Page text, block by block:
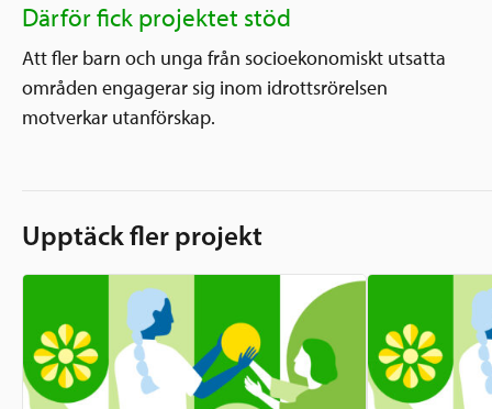
Därför fick projektet stöd
Att fler barn och unga från socioekonomiskt utsatta
områden engagerar sig inom idrottsrörelsen
motverkar utanförskap.
Upptäck fler projekt